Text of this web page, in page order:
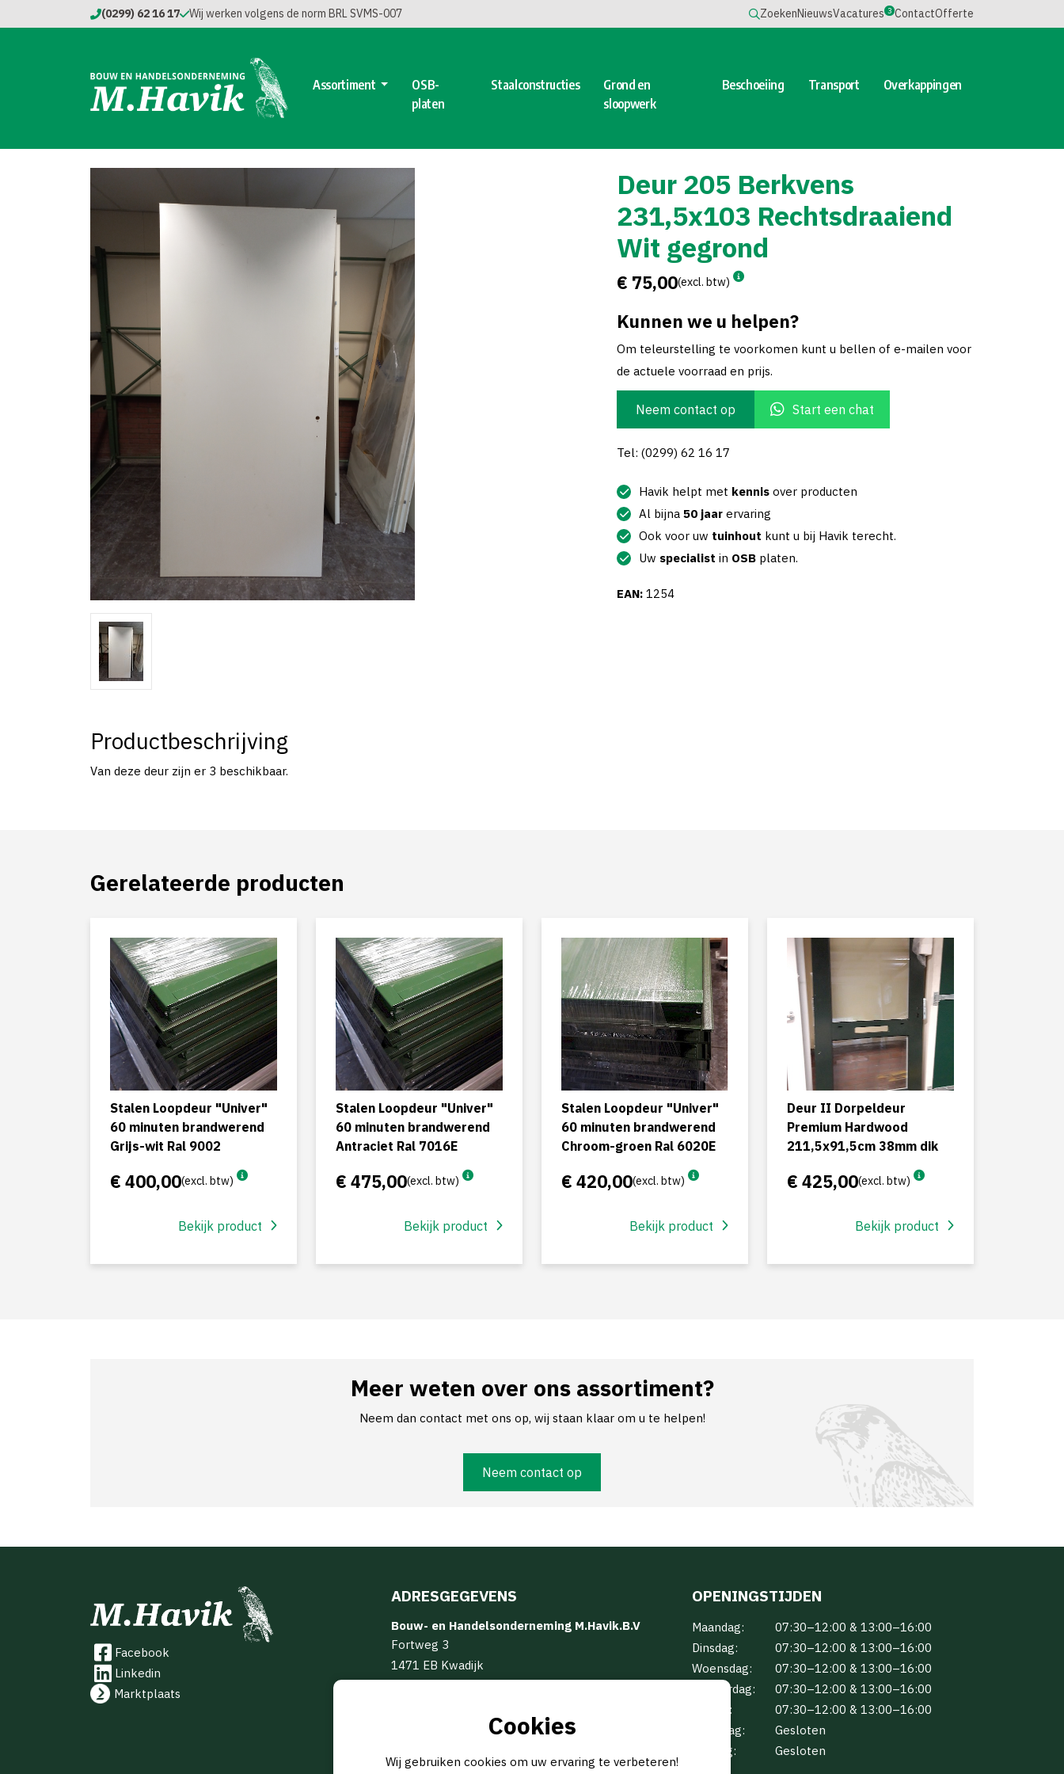
(0299) 62 16 17 Wij werken volgens de norm BRL SVMS-007 ZoekenNieuwsVacatures 3 ContactOfferte
Assortiment
OSB-
platen
Staalconstructies
Grond en
sloopwerk
Beschoeiing Transport Overkappingen
Deur 205 Berkvens
231,5x103 Rechtsdraaiend
Wit gegrond
€ 75,00(excl. btw)
Kunnen we u helpen?
Om teleurstelling te voorkomen kunt u bellen of e-mailen voor
de actuele voorraad en prijs.
Neem contact op Start een chat
Tel: (0299) 62 16 17
Havik helpt met kennis over producten
Al bijna 50 jaar ervaring
Ook voor uw tuinhout kunt u bij Havik terecht.
Uw specialist in OSB platen.
EAN: 1254
Productbeschrijving
Van deze deur zijn er 3 beschikbaar.
Gerelateerde producten
Stalen Loopdeur "Univer"
60 minuten brandwerend
Grijs-wit Ral 9002
€ 400,00(excl. btw)
Bekijk product
Stalen Loopdeur "Univer"
60 minuten brandwerend
Antraciet Ral 7016E
€ 475,00(excl. btw)
Bekijk product
Stalen Loopdeur "Univer"
60 minuten brandwerend
Chroom-groen Ral 6020E
€ 420,00(excl. btw)
Bekijk product
Deur II Dorpeldeur
Premium Hardwood
211,5x91,5cm 38mm dik
€ 425,00(excl. btw)
Bekijk product
Meer weten over ons assortiment?
Neem dan contact met ons op, wij staan klaar om u te helpen!
Neem contact op
Facebook
Linkedin
Marktplaats
ADRESGEGEVENS
Bouw- en Handelsonderneming M.Havik.B.V
Fortweg 3
1471 EB Kwadijk
OPENINGSTIJDEN
Maandag:
07:30–12:00 & 13:00–16:00
Dinsdag:
07:30–12:00 & 13:00–16:00
Woensdag:
07:30–12:00 & 13:00–16:00
Donderdag:
07:30–12:00 & 13:00–16:00
Vrijdag:
07:30–12:00 & 13:00–16:00
Zaterdag:
Gesloten
Zondag:
Gesloten
Cookies
Wij gebruiken cookies om uw ervaring te verbeteren!